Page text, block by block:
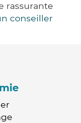
rassurante
conseiller